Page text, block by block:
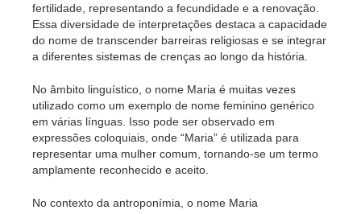
fertilidade, representando a fecundidade e a renovação.
Essa diversidade de interpretações destaca a capacidade
do nome de transcender barreiras religiosas e se integrar
a diferentes sistemas de crenças ao longo da história.
No âmbito linguístico, o nome Maria é muitas vezes
utilizado como um exemplo de nome feminino genérico
em várias línguas. Isso pode ser observado em
expressões coloquiais, onde “Maria” é utilizada para
representar uma mulher comum, tornando-se um termo
amplamente reconhecido e aceito.
No contexto da antroponímia, o nome Maria